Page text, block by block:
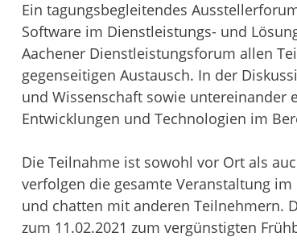
Ein tagungsbegleitendes
Software im Dienstleistungs- und
Aachener Dienstleistungsforum allen
gegenseitigen Austausch. In der
und Wissenschaft sowie untereinander
Entwicklungen und Technologien im
Die Teilnahme ist sowohl vor Ort als
verfolgen die gesamte Veranstaltung
und chatten mit anderen Teilnehmern.
zum 11.02.2021 zum vergünstigten